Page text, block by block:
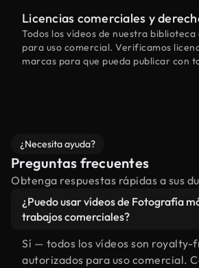
Licencias comerciales y
Todos los vídeos de nuestra
para uso comercial. Verificamos
marcas para que pueda publicar con
¿Necesita ayuda?
Preguntas frecuentes
Obtenga respuestas rápidas a sus
¿Puedo usar vídeos de Fotografía
trabajos comerciales?
Sí — todos los vídeos son royalty-
autorizados para uso comercial.